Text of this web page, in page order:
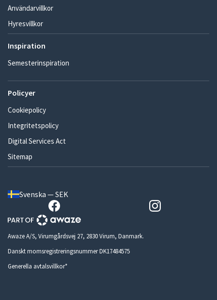
Användarvillkor
Hyresvillkor
Inspiration
Semesterinspiration
Policyer
Cookiepolicy
Integritetspolicy
Digital Services Act
Sitemap
Svenska — SEK
Awaze A/S, Virumgårdsvej 27, 2830 Virum, Danmark.
Danskt momsregistreringsnummer DK17484575
Generella avtalsvillkor*